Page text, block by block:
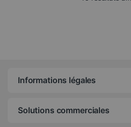
Informations légales
Solutions commerciales